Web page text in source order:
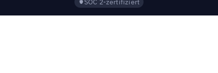
SOC 2-zertifiziert